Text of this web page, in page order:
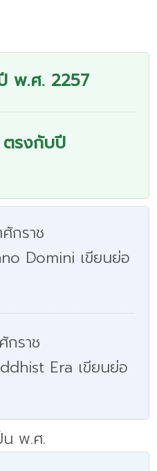
พ.ศ. 2257
ตรงกับปี
กราช
Domini เขียนย่อ
ราช
Era เขียนย่อ
น พ.ศ.